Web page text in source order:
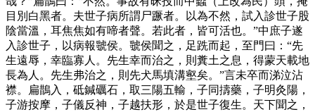
目別白黑者。夫世子病所謂尸蹶者。以為不然，試入診世子股
陰當溫，耳焦焦如有啼者聲。若此者，皆可活也。”中庶子遂
入診世子，以病報虢侯。虢侯聞之，足跣而起，至門曰：“先
生遠辱，幸臨寡人。先生幸而治之，則糞土之息，得蒙天載地
長為人。先生弗治之，則先犬馬填溝壑矣。”言未卒而涕泣沾
襟。扁鵲入，砥鍼礪石，取三陽五輸，子同擣藥，子明灸陽，
子游按摩，子儀反神，子越扶形，於是世子復生。天下聞之，